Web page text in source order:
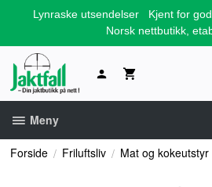
Lynraske utsendelser Kjent for
Norsk nettbutikk,
Meny
Forside Friluftsliv Mat og kokeutstyr